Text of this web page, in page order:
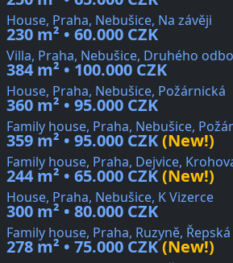
House, Praha, Nebušice, Na závěji
230 m² • 60.000 CZK
Villa, Praha, Nebušice, Druhého
384 m² • 100.000 CZK
House, Praha, Nebušice, Požárnická
360 m² • 95.000 CZK
Family house, Praha, Nebušice,
359 m² • 95.000 CZK(New!)
Family house, Praha, Dejvice,
244 m² • 65.000 CZK(New!)
House, Praha, Nebušice, K Vizerce
300 m² • 80.000 CZK
Family house, Praha, Ruzyně, Řepská
278 m² • 75.000 CZK(New!)